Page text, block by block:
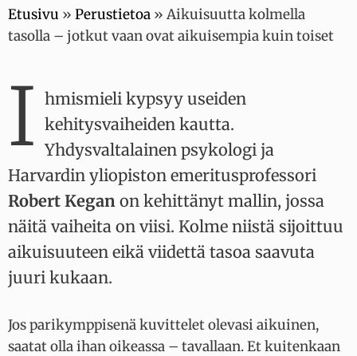
Etusivu » Perustietoa » Aikuisuutta kolmella
tasolla – jotkut vaan ovat aikuisempia kuin toiset
I hmismieli kypsyy useiden
kehitysvaiheiden kautta.
Yhdysvaltalainen psykologi ja
Harvardin yliopiston emeritusprofessori
Robert Kegan on kehittänyt mallin, jossa
näitä vaiheita on viisi. Kolme niistä sijoittuu
aikuisuuteen eikä viidettä tasoa saavuta
juuri kukaan.
Jos parikymppisenä kuvittelet olevasi aikuinen,
saatat olla ihan oikeassa – tavallaan. Et kuitenkaan